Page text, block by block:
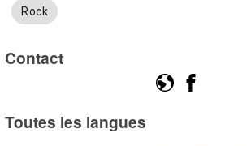
Rock
Contact
Toutes les langues